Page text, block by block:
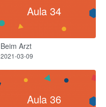
Aula 34
Beim Arzt​
2021-03-09
Aula 36